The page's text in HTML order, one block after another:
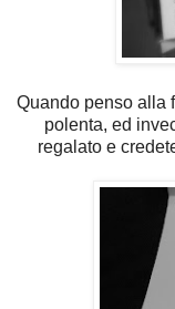
Quando penso alla
polenta, ed
regalato e